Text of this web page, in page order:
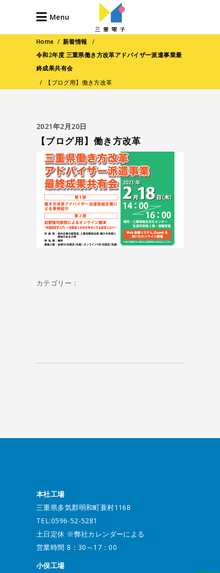
Menu
Home / 新着情報
/
令和2年度 三重県働き方改革アドバイザー派遣事業最
終成果共有会
/
【ブログ用】働き方改革
2021年2月20日
【ブログ用】働き方改革
カテゴリー：
本社工場
三重県多気郡明和町蓑村1168
TEL:0596-52-5281
土日定休 ※弊社カレンダーによる
営業時間 8：30～17：00
小俣工場